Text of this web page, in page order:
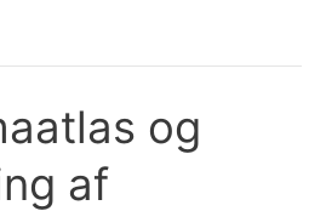
og
af